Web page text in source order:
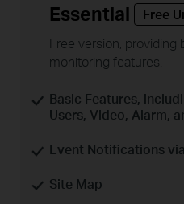
Essential
Free
Free version, providing
monitoring features.
Basic Features,
Users, Video, Alarm,
Event Notifications
Site Map